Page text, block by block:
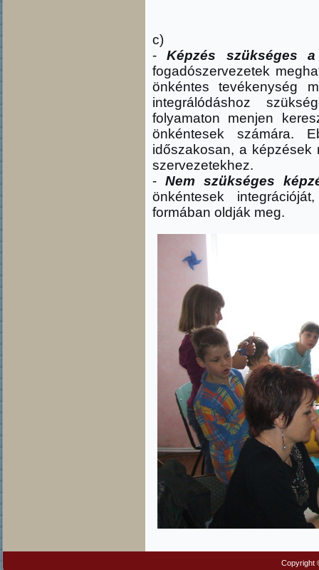
c)
-Képzés szükséges a
fogadószervezetek
önkéntes tevékenység
integrálódáshoz
folyamaton menjen
önkéntesek számára.
időszakosan, a képzések
szervezetekhez.
- Nem szükséges
önkéntesek
formában oldják meg.
Copyright